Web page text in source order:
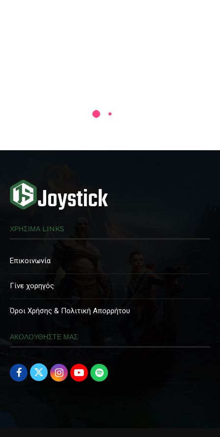
ΧΡΗΣΙΜΑ LINKS
Επικοινωνία
Γίνε χορηγός
Όροι Χρήσης & Πολιτική Απορρήτου
ΑΚΟΛΟΥΘΗΣΤΕ ΜΑΣ